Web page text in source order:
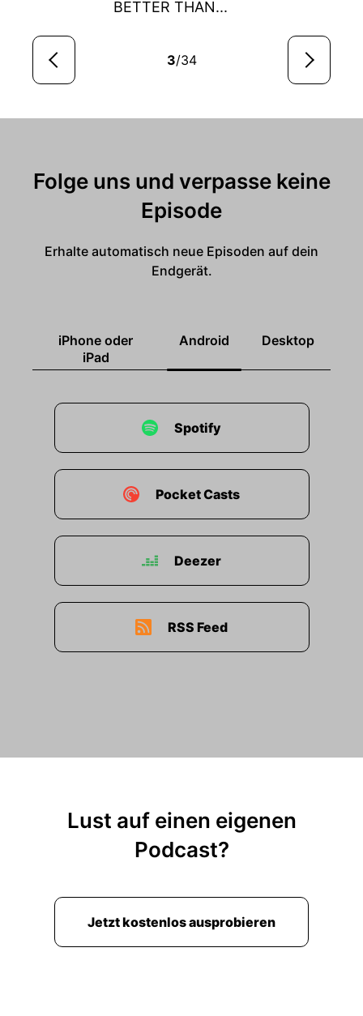
BETTER THAN...
3/34
Folge uns und verpasse keine
Episode
Erhalte automatisch neue Episoden auf dein
Endgerät.
iPhone oder
iPad
Android Desktop
Spotify
Pocket Casts
Deezer
RSS Feed
Lust auf einen eigenen
Podcast?
Jetzt kostenlos ausprobieren